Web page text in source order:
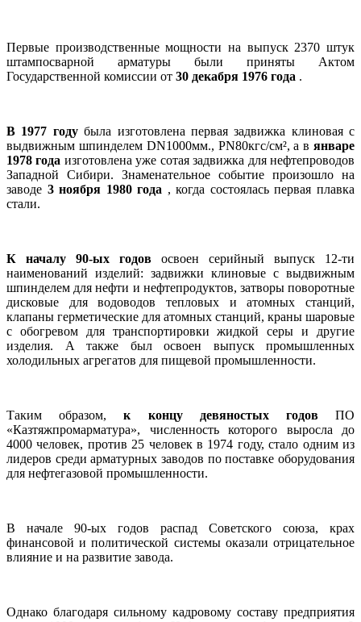
Первые производственные мощности на выпуск 2370 штук
штампосварной арматуры были приняты Актом
Государственной комиссии от 30 декабря 1976 года .
В 1977 годубыла изготовлена первая задвижка клиновая с
выдвижным шпинделем DN1000мм., PN80кгс/см², а в январе
1978 года изготовлена уже сотая задвижка для нефтепроводов
Западной Сибири. Знаменательное событие произошло на
заводе 3 ноября 1980 года , когда состоялась первая плавка
стали.
К началу 90-ых годов освоен серийный выпуск 12-ти
наименований изделий: задвижки клиновые с выдвижным
шпинделем для нефти и нефтепродуктов, затворы поворотные
дисковые для водоводов тепловых и атомных станций,
клапаны герметические для атомных станций, краны шаровые
с обогревом для транспортировки жидкой серы и другие
изделия. А также был освоен выпуск промышленных
холодильных агрегатов для пищевой промышленности.
Таким образом,к концу девяностых годовПО
«Казтяжпромарматура», численность которого выросла до
4000 человек, против 25 человек в 1974 году, стало одним из
лидеров среди арматурных заводов по поставке оборудования
для нефтегазовой промышленности.
В начале 90-ых годов распад Советского союза, крах
финансовой и политической системы оказали отрицательное
влияние и на развитие завода.
Однако благодаря сильному кадровому составу предприятия